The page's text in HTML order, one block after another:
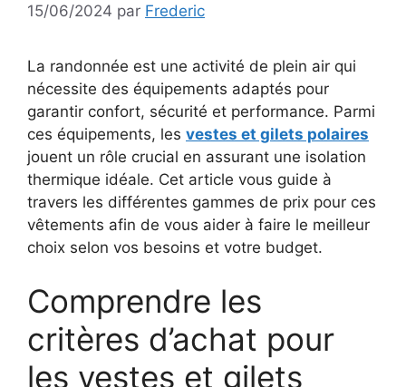
15/06/2024 par Frederic
La randonnée est une activité de plein air qui
nécessite des équipements adaptés pour
garantir confort, sécurité et performance. Parmi
ces équipements, les vestes et gilets polaires
jouent un rôle crucial en assurant une isolation
thermique idéale. Cet article vous guide à
travers les différentes gammes de prix pour ces
vêtements afin de vous aider à faire le meilleur
choix selon vos besoins et votre budget.
Comprendre les
critères d’achat pour
les vestes et gilets